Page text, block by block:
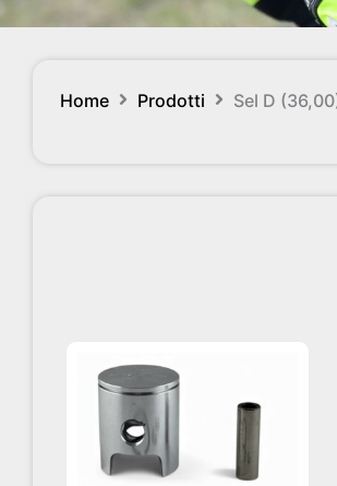
Home Prodotti Sel D
varianti.